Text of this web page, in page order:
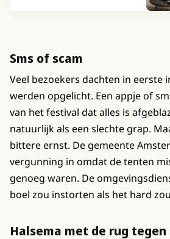
Sms of scam
Veel bezoekers dachten in eerste
werden opgelicht. Een appje of
van het festival dat alles is
natuurlijk als een slechte grap.
bittere ernst. De gemeente
vergunning in omdat de tenten
genoeg waren. De
boel zou instorten als het hard
Halsema met de rug tegen